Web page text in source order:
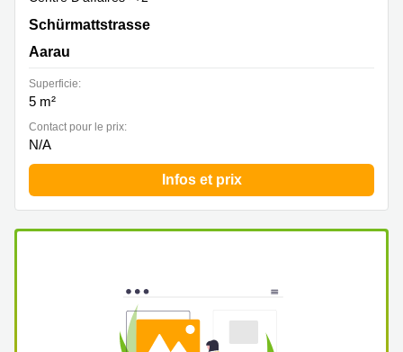
Schürmattstrasse 4, Aarau
Schürmattstrasse
Aarau
Superficie:
5 m²
Contact pour le prix:
N/A
Infos et prix